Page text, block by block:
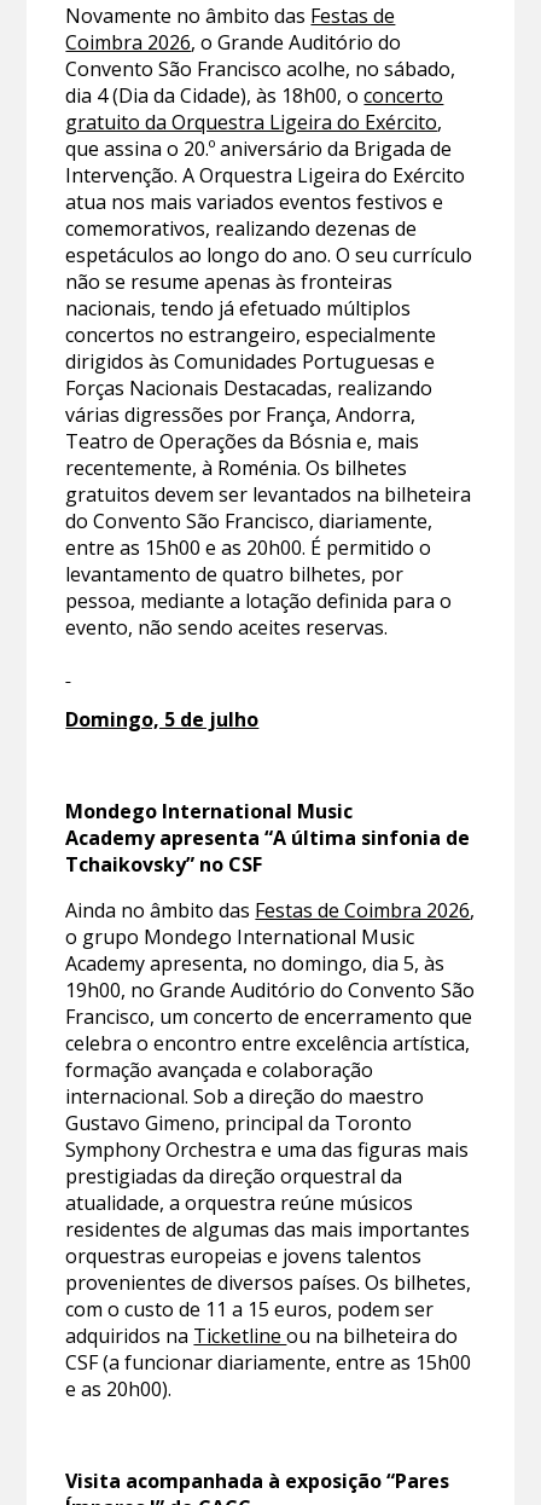
Novamente no âmbito das Festas de
Coimbra 2026, o Grande Auditório do
Convento São Francisco acolhe, no sábado,
dia 4 (Dia da Cidade), às 18h00, oconcerto
gratuito da Orquestra Ligeira do Exército,
que assina o 20.º aniversário da Brigada de
Intervenção. A Orquestra Ligeira do Exército
atua nos mais variados eventos festivos e
comemorativos, realizando dezenas de
espetáculos ao longo do ano. O seu currículo
não se resume apenas às fronteiras
nacionais, tendo já efetuado múltiplos
concertos no estrangeiro, especialmente
dirigidos às Comunidades Portuguesas e
Forças Nacionais Destacadas, realizando
várias digressões por França, Andorra,
Teatro de Operações da Bósnia e, mais
recentemente, à Roménia. Os bilhetes
gratuitos devem ser levantados na bilheteira
do Convento São Francisco, diariamente,
entre as 15h00 e as 20h00. É permitido o
levantamento de quatro bilhetes, por
pessoa, mediante a lotação definida para o
evento, não sendo aceites reservas.
Domingo, 5 de julho
Mondego International Music
Academy apresenta “A última sinfonia de
Tchaikovsky” no CSF
Ainda no âmbito das Festas de Coimbra 2026,
o grupo Mondego International Music
Academy apresenta, no domingo, dia 5, às
19h00, no Grande Auditório do Convento São
Francisco, um concerto de encerramento que
celebra o encontro entre excelência artística,
formação avançada e colaboração
internacional. Sob a direção do maestro
Gustavo Gimeno, principal da Toronto
Symphony Orchestra e uma das figuras mais
prestigiadas da direção orquestral da
atualidade, a orquestra reúne músicos
residentes de algumas das mais importantes
orquestras europeias e jovens talentos
provenientes de diversos países. Os bilhetes,
com o custo de 11 a 15 euros, podem ser
adquiridos na Ticketlineou na bilheteira do
CSF (a funcionar diariamente, entre as 15h00
e as 20h00).
Visita acompanhada à exposição “Pares